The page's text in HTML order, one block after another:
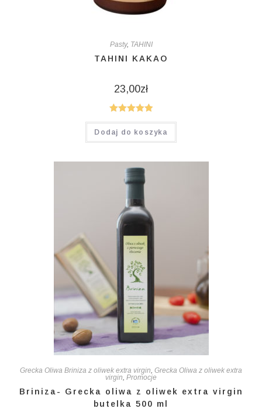
Pasty, TAHINI
TAHINI KAKAO
23,00zł
Oceniono
5.00na 5
Dodaj do koszyka
Grecka Oliwa Briniza z oliwek extra virgin, Grecka Oliwa z oliwek extra
virgin, Promocje
Briniza- Grecka oliwa z oliwek extra virgin
butelka 500 ml